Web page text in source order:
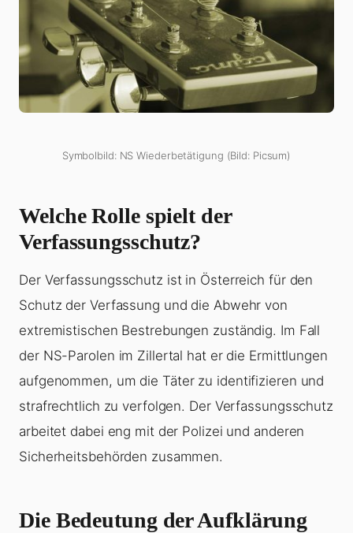
Symbolbild: NS Wiederbetätigung (Bild: Picsum)
Welche Rolle spielt der
Verfassungsschutz?
Der Verfassungsschutz ist in Österreich für den
Schutz der Verfassung und die Abwehr von
extremistischen Bestrebungen zuständig. Im Fall
der NS-Parolen im Zillertal hat er die Ermittlungen
aufgenommen, um die Täter zu identifizieren und
strafrechtlich zu verfolgen. Der Verfassungsschutz
arbeitet dabei eng mit der Polizei und anderen
Sicherheitsbehörden zusammen.
Die Bedeutung der Aufklärung